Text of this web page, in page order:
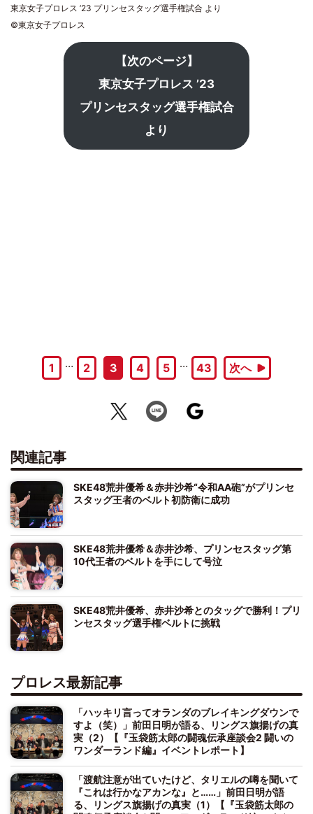
東京女子プロレス ’23 プリンセスタッグ選手権試合 より
©東京女子プロレス
【次のページ】
東京女子プロレス ’23
プリンセスタッグ選手権試合
より
1 … 2 3 4 5 … 43 次へ
関連記事
SKE48荒井優希＆赤井沙希“令和AA砲”がプリンセ
スタッグ王者のベルト初防衛に成功
SKE48荒井優希＆赤井沙希、プリンセスタッグ第
10代王者のベルトを手にして号泣
SKE48荒井優希、赤井沙希とのタッグで勝利！プリ
ンセスタッグ選手権ベルトに挑戦
プロレス最新記事
「ハッキリ言ってオランダのブレイキングダウンで
すよ（笑）」前田日明が語る、リングス旗揚げの真
実（2）【『玉袋筋太郎の闘魂伝承座談会2 闘いの
ワンダーランド編』イベントレポート】
「渡航注意が出ていたけど、タリエルの噂を聞いて
『これは行かなアカンな』と……」前田日明が語
る、リングス旗揚げの真実（1）【『玉袋筋太郎の